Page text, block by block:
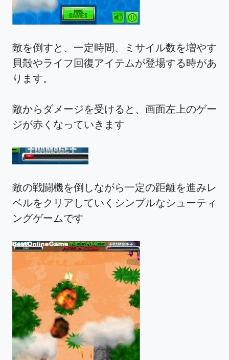
敵を倒すと、一定時間、ミサイル数を増やす
貝殻やライフ回復アイテムが登場する時があ
ります。
敵からダメージを受けると、画面左上のゲー
ジが赤くなっていきます
敵の戦闘機を倒しながら一定の距離を進みレ
ベルをクリアしていくシンプルなシューティ
ングゲームです